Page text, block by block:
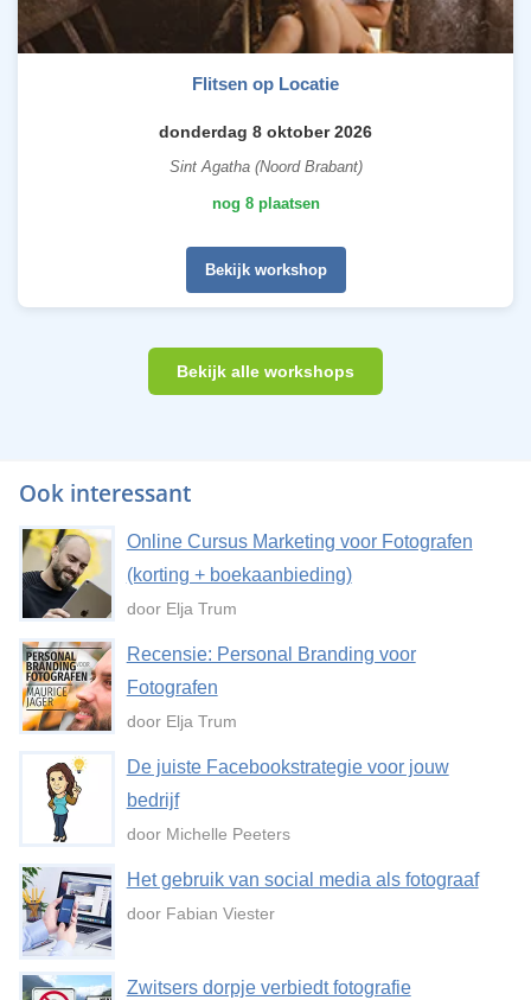
Flitsen op Locatie
donderdag 8 oktober 2026
Sint Agatha (Noord Brabant)
nog 8 plaatsen
Bekijk workshop
Bekijk alle workshops
Ook interessant
Online Cursus Marketing voor Fotografen
(korting + boekaanbieding)
door Elja Trum
Recensie: Personal Branding voor
Fotografen
door Elja Trum
De juiste Facebookstrategie voor jouw
bedrijf
door Michelle Peeters
Het gebruik van social media als fotograaf
door Fabian Viester
Zwitsers dorpje verbiedt fotografie